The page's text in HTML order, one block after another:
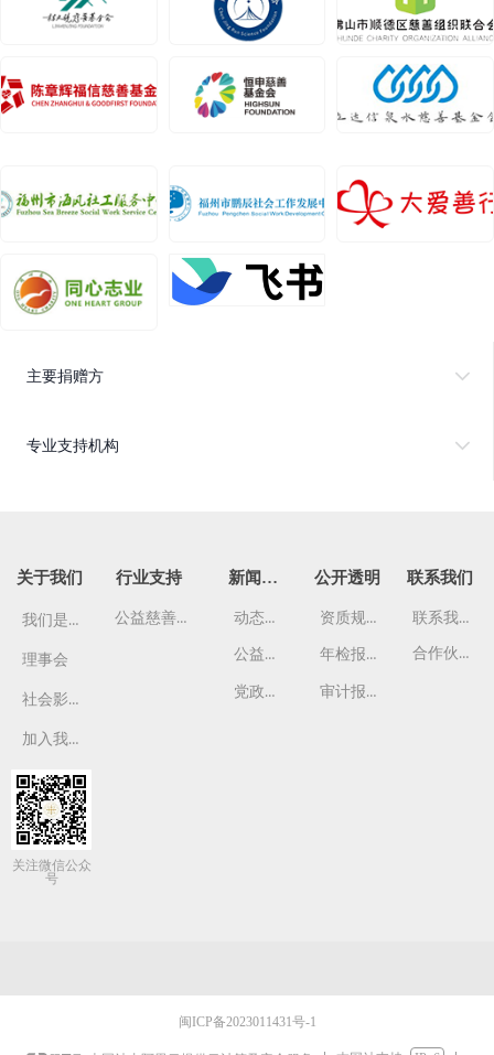
主要捐赠方
专业支持机构
我们是谁
理事会
社会影响
加入我们
公益慈善管理班
动态资讯
公益故事
党政要闻
资质规章
年检报告
审计报告
联系我们
合作伙伴
关于我们 行业支持 新闻资讯 公开透明 联系我们
关注微信公众
号
闽ICP备2023011431号-1